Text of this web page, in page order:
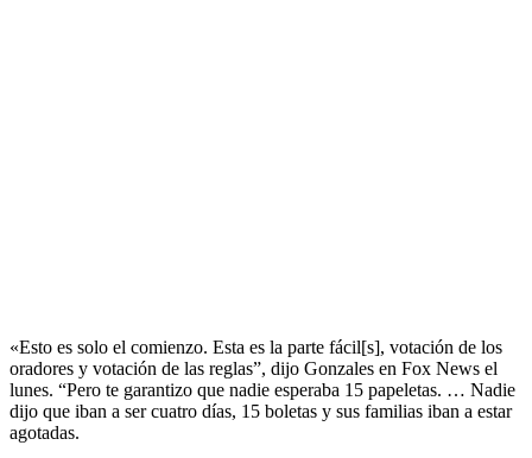
«Esto es solo el comienzo. Esta es la parte fácil[s], votación de los
oradores y votación de las reglas”, dijo Gonzales en Fox News el
lunes. “Pero te garantizo que nadie esperaba 15 papeletas. … Nadie
dijo que iban a ser cuatro días, 15 boletas y sus familias iban a estar
agotadas.